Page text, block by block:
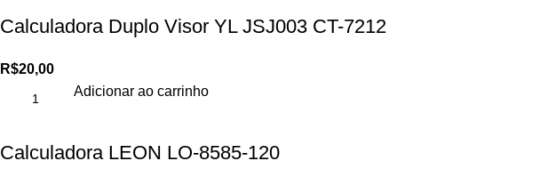
Calculadora Duplo Visor YL JSJ003 CT-7212
R$20,00
Adicionar ao carrinho
Calculadora LEON LO-8585-120